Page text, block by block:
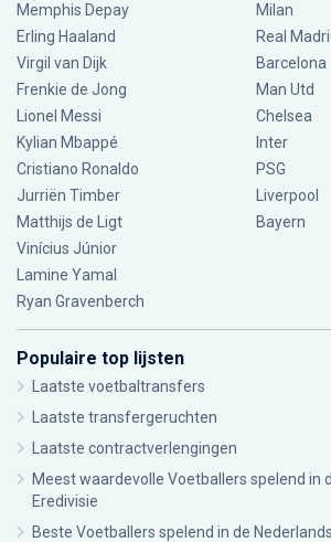
Memphis Depay
Erling Haaland
Virgil van Dijk
Frenkie de Jong
Lionel Messi
Kylian Mbappé
Cristiano Ronaldo
Jurriën Timber
Matthijs de Ligt
Vinícius Júnior
Lamine Yamal
Ryan Gravenberch
Milan
Real
Barcelona
Man Utd
Chelsea
Inter
PSG
Liverpool
Bayern
Populaire top lijsten
Laatste voetbaltransfers
Laatste transfergeruchten
Laatste contractverlengingen
Meest waardevolle Voetballers spelend in
Eredivisie
Beste Voetballers spelend in de